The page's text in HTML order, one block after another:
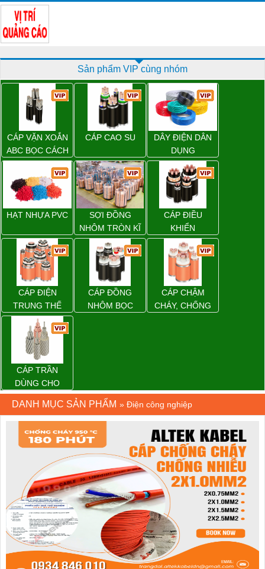
Sản phẩm VIP cùng nhóm
CÁP VẶN XOẮN
ABC BỌC CÁCH
ĐIỆN XLPE
CÁP CAO SU
DÂY ĐIỆN DÂN
DỤNG
HẠT NHỰA PVC
SỢI ĐỒNG
NHÔM TRÒN KĨ
THUẬT ĐIỆN
CÁP ĐIỀU
KHIỂN
CÁP ĐIỆN
TRUNG THẾ
CÁP ĐỒNG
NHÔM BỌC
CÁP CHẬM
CHÁY, CHỐNG
CÁP TRẦN
DÙNG CHO
ĐƯỜNG DÂY
TẢI ĐIỆN TRÊN
KHÔNG
DANH MỤC SẢN PHẨM » Điện công nghiệp